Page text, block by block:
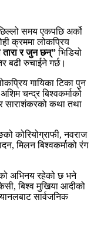
समय एकपछि अर्को
क्रममा लोकप्रिय
र जुन छन्”भिडियो
बढी रुचाईने गर्छ।
गायिका टिका पुन
चन्द्र बिश्वकर्माको
साराशंकरको कथा तथा
कोरियोग्राफी, नवराज
मिलन बिश्वकर्माको रंग
अभिनय रहेको छ भने
बिश्व मुखिया आदीको
सार्वजनिक